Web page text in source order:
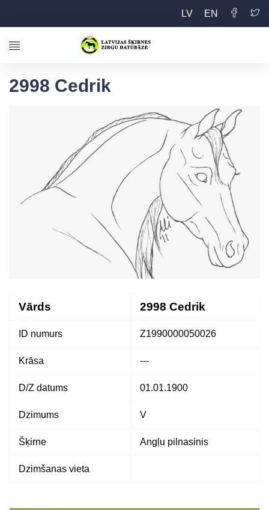
LV EN
2998 Cedrik
Vārds 2998 Cedrik
ID numurs Z1990000050026
Krāsa ---
D/Z datums 01.01.1900
Dzimums V
Šķirne Angļu pilnasinis
Dzimšanas vieta